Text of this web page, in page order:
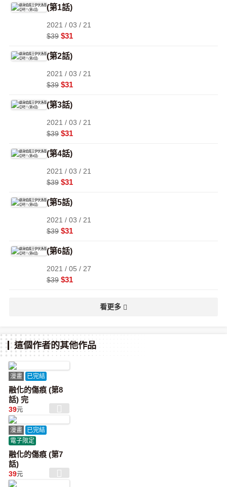
(第1話)
2021 / 03 / 21
$39 $31
(第2話)
2021 / 03 / 21
$39 $31
(第3話)
2021 / 03 / 21
$39 $31
(第4話)
2021 / 03 / 21
$39 $31
(第5話)
2021 / 03 / 21
$39 $31
(第6話)
2021 / 05 / 27
$39 $31
看更多
這個作者的其他作品
漫畫 已完結
融化的傷痕 (第8
話) 完
39元
漫畫
已完結
電子限定
融化的傷痕 (第7
話)
39元